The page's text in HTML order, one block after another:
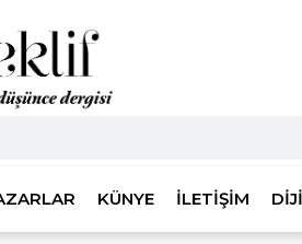
KÜNYE İLETIŞIM